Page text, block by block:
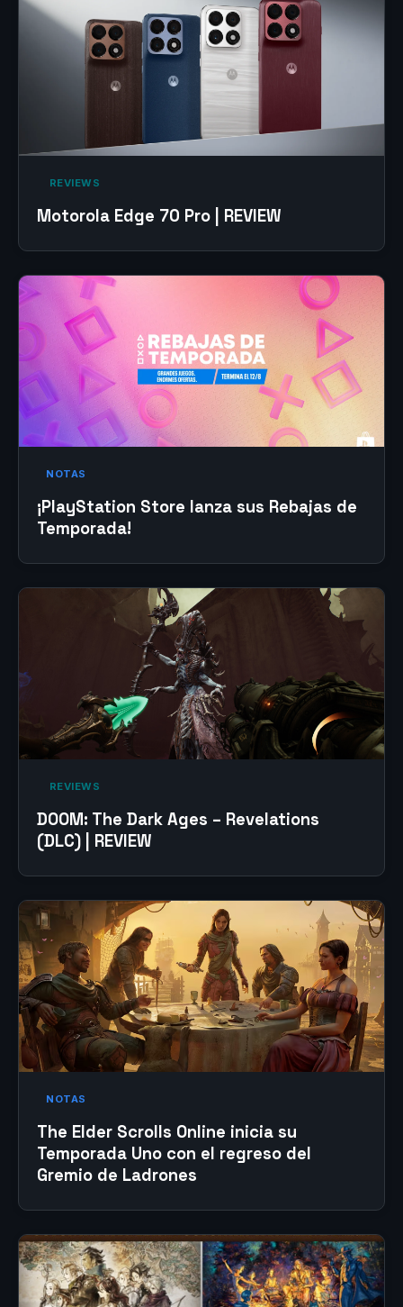
‎ REVIEWS‎
Motorola Edge 70 Pro | REVIEW
NOTAS
¡PlayStation Store lanza sus Rebajas de
Temporada!
‎ REVIEWS‎
DOOM: The Dark Ages – Revelations
(DLC) | REVIEW
NOTAS
The Elder Scrolls Online inicia su
Temporada Uno con el regreso del
Gremio de Ladrones